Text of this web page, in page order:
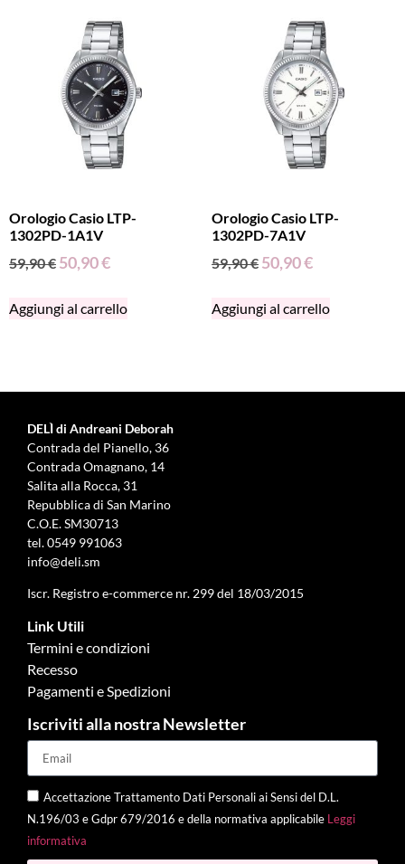
Orologio Casio LTP-
1302PD-1A1V
59,90€ 50,90€
Aggiungi al carrello
Orologio Casio LTP-
1302PD-7A1V
59,90€ 50,90€
Aggiungi al carrello
DELÌ di Andreani Deborah
Contrada del Pianello, 36
Contrada Omagnano, 14
Salita alla Rocca, 31
Repubblica di San Marino
C.O.E. SM30713
tel.0549 991063
info@deli.sm
Iscr. Registro e-commerce nr. 299 del 18/03/2015
Link Utili
Termini e condizioni
Recesso
Pagamenti e Spedizioni
Iscriviti alla nostra Newsletter
Accettazione Trattamento Dati Personali ai Sensi del D.L.
N.196/03 e Gdpr 679/2016 e della normativa applicabile Leggi
informativa